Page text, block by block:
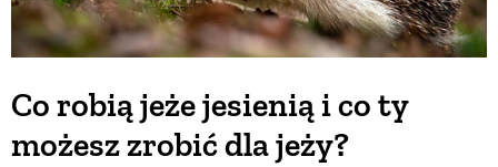
Co robią jeże jesienią i co ty
możesz zrobić dla jeży?